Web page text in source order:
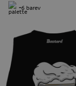
+6 barev